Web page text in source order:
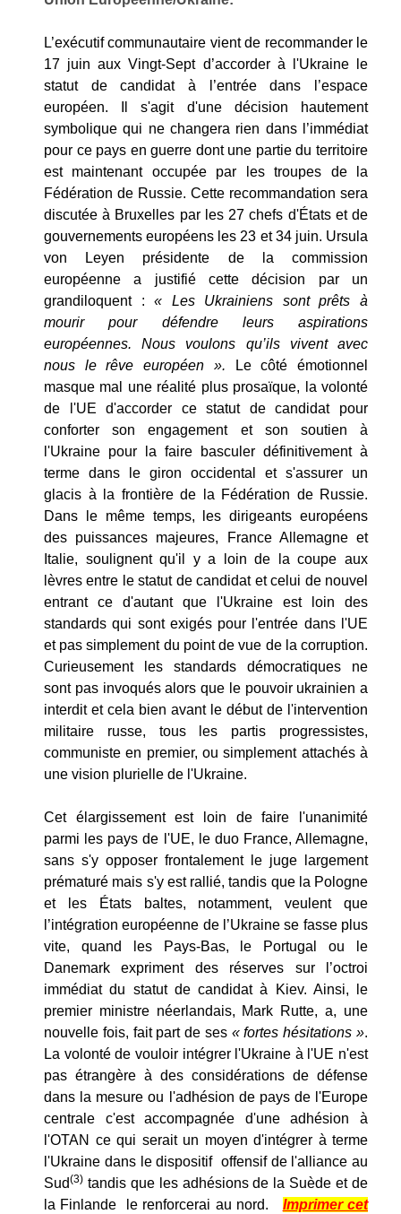
L’exécutif communautaire vient de recommander le
17 juin aux Vingt-Sept d’accorder à l'Ukraine le
statut de candidat à l’entrée dans l’espace
européen. Il s'agit d'une décision hautement
symbolique qui ne changera rien dans l’immédiat
pour ce pays en guerre dont une partie du territoire
est maintenant occupée par les troupes de la
Fédération de Russie. Cette recommandation sera
discutée à Bruxelles par les 27 chefs d'États et de
gouvernements européens les 23 et 34 juin. Ursula
von Leyen présidente de la commission
européenne a justifié cette décision par un
grandiloquent :« Les Ukrainiens sont prêts à
mourir pour défendre leurs aspirations
européennes. Nous voulons qu’ils vivent avec
nous le rêve européen ». Le côté émotionnel
masque mal une réalité plus prosaïque, la volonté
de l'UE d'accorder ce statut de candidat pour
conforter son engagement et son soutien à
l'Ukraine pour la faire basculer définitivement à
terme dans le giron occidental et s'assurer un
glacis à la frontière de la Fédération de Russie.
Dans le même temps, les dirigeants européens
des puissances majeures, France Allemagne et
Italie, soulignent qu'il y a loin de la coupe aux
lèvres entre le statut de candidat et celui de nouvel
entrant ce d'autant que l'Ukraine est loin des
standards qui sont exigés pour l'entrée dans l'UE
et pas simplement du point de vue de la corruption.
Curieusement les standards démocratiques ne
sont pas invoqués alors que le pouvoir ukrainien a
interdit et cela bien avant le début de l'intervention
militaire russe, tous les partis progressistes,
communiste en premier, ou simplement attachés à
une vision plurielle de l'Ukraine.
Cet élargissement est loin de faire l'unanimité
parmi les pays de l'UE, le duo France, Allemagne,
sans s'y opposer frontalement le juge largement
prématuré mais s'y est rallié, tandis que la Pologne
et les États baltes, notamment, veulent que
l’intégration européenne de l’Ukraine se fasse plus
vite, quand les Pays-Bas, le Portugal ou le
Danemark expriment des réserves sur l’octroi
immédiat du statut de candidat à Kiev. Ainsi, le
premier ministre néerlandais, Mark Rutte, a, une
nouvelle fois, fait part de ses « fortes hésitations ».
La volonté de vouloir intégrer l'Ukraine à l'UE n'est
pas étrangère à des considérations de défense
dans la mesure ou l'adhésion de pays de l'Europe
centrale c'est accompagnée d'une adhésion à
l'OTAN ce qui serait un moyen d'intégrer à terme
l'Ukraine dans le dispositif offensif de l'alliance au
Sud(3) tandis que les adhésions de la Suède et de
la Finlande le renforcerai au nord. Imprimer cet